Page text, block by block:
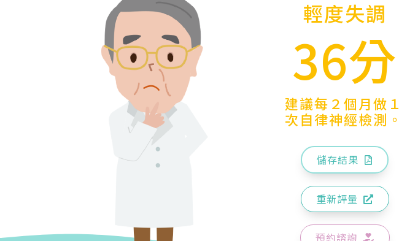
輕度失調
36分
建議每２個月做１
次自律神經檢測。
儲存結果
重新評量
預約諮詢